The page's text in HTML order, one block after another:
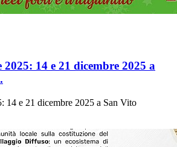
2025: 14 e 21 dicembre 2025 a
14 e 21 dicembre 2025 a San Vito